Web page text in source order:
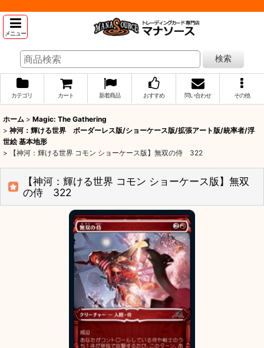
メニュー
検索
カテゴリ カート 新着商品 おすすめ 問い合わせ その他
ホーム > Magic: The Gathering
> 神河：輝ける世界 ボーダーレス版/ショーケース版/拡張アート版/統率者/浮
世絵 基本地形
>
【神河：輝ける世界 コモン ショーケース版】無双の侍 322
【神河：輝ける世界 コモン ショーケース版】無双
の侍 322